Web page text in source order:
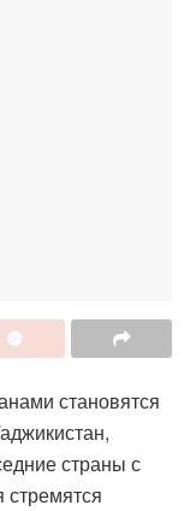
становятся
страны с
стремятся